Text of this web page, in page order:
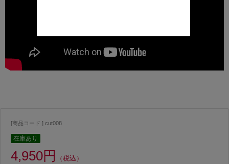
[商品コード ] cut008
在庫あり
4,950円 （税込）